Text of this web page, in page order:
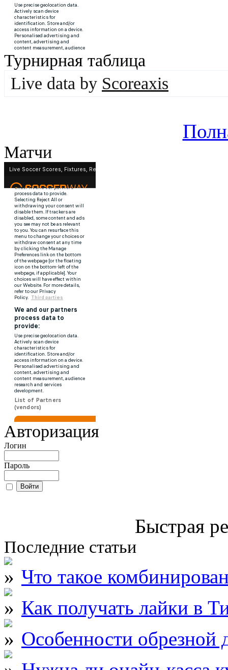
Турнирная таблица
Live data by Scoreaxis
Матчи
Авторизация
Логин
Пароль
Быстрая
Последние статьи
Что такое
Как получать лайки в
Особенности обрезной